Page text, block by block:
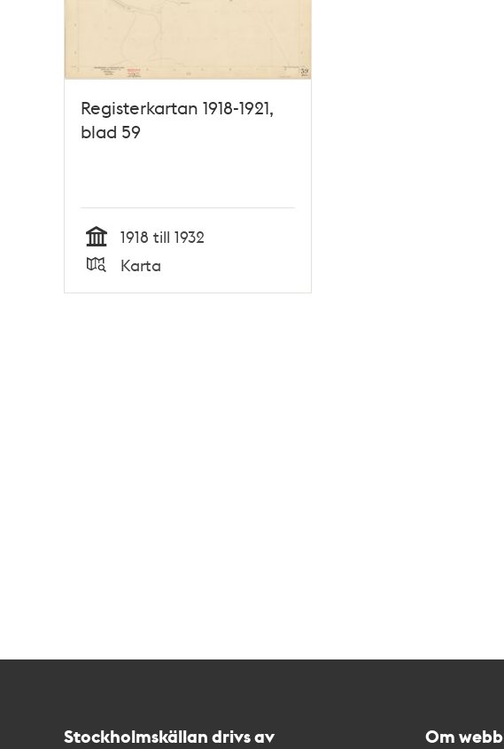
Registerkartan 1918-1921,
blad 59
Tid
1918 till 1932
Typ
Karta
Stockholmskällan drivs av Om